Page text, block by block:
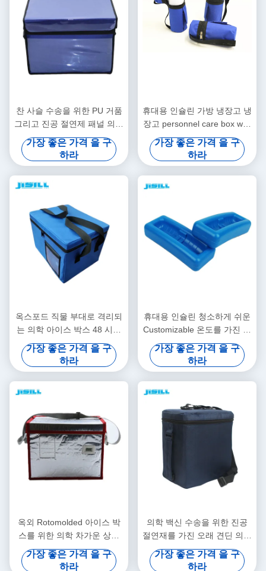
찬 사슬 수송을 위한 PU 거품
그리고 진공 절연제 패널 의학
차가운 상자
가장 좋은 가격 을 구
하라
휴대용 인슐린 가방 냉장고 냉
장고 personnel care box with
logo
가장 좋은 가격 을 구
하라
옥스포드 직물 부대로 격리되
는 의학 아이스 박스 48 시간
통제 온도
가장 좋은 가격 을 구
하라
휴대용 인슐린 청소하게 쉬운
Customizable 온도를 가진 의
학 아이스 박스
가장 좋은 가격 을 구
하라
옥외 Rotomolded 아이스 박
스를 위한 의학 차가운 상자
23.5L 휴대용을 주문을 받아
서 만드십시오
가장 좋은 가격 을 구
하라
의학 백신 수송을 위한 진공
절연재를 가진 오래 견딘 의학
차가운 상자
가장 좋은 가격 을 구
하라